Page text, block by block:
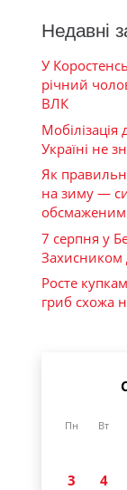
Недавні
У
річний
ВЛК
Україні не
Як
на зиму —
7 серпня у
Росте
гриб схожа
Пн Вт
3
4